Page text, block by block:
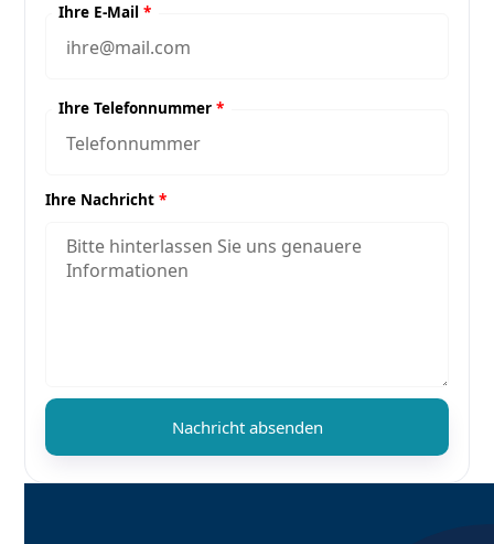
Ihre E-Mail*
Ihre Telefonnummer*
Ihre Nachricht*